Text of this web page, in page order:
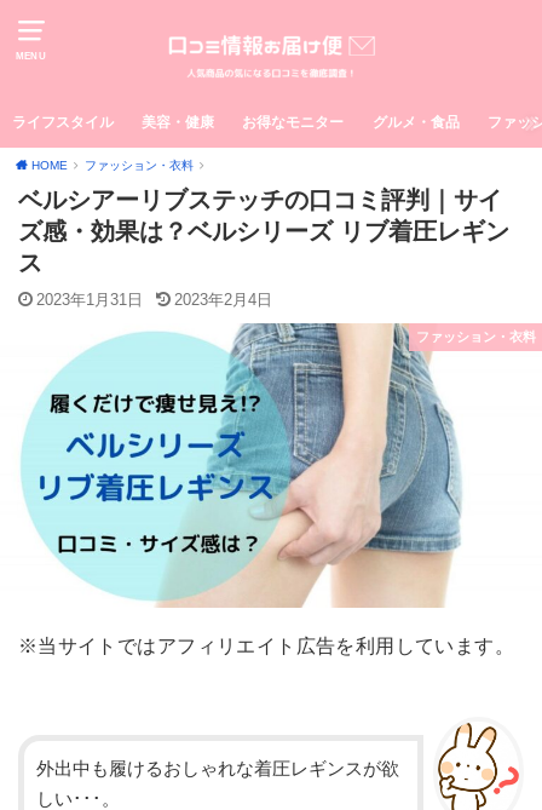
MENU
ライフスタイル 美容・健康 お得なモニター グルメ・食品 ファッ
HOME ファッション・衣料
ベルシアーリブステッチの口コミ評判｜サイ
ズ感・効果は？ベルシリーズ リブ着圧レギン
ス
2023年1月31日 2023年2月4日
ファッション・衣料
※当サイトではアフィリエイト広告を利用しています。
外出中も履けるおしゃれな着圧レギンスが欲
しい･･･。